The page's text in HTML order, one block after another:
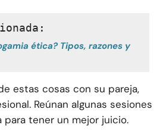
ética? Tipos, razones y
estas cosas con su pareja,
Reúnan algunas sesiones
tener un mejor juicio.